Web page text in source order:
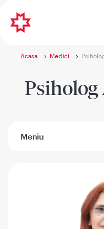
Acasa Medici
Meniu